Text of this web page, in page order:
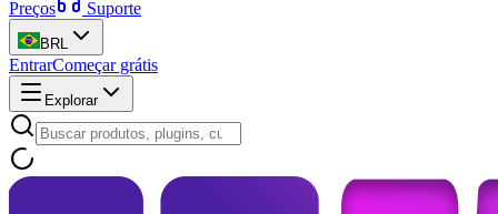
Preços Suporte
BRL
EntrarComeçar grátis
Explorar